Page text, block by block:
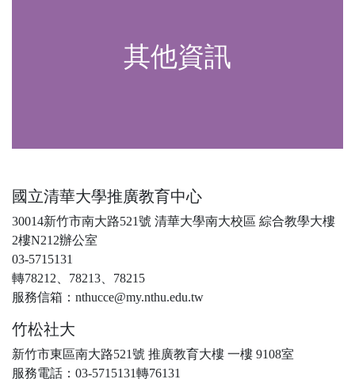
其他資訊
國立清華大學推廣教育中心
30014新竹市南大路521號 清華大學南大校區 綜合教學大樓
2樓N212辦公室
03-5715131
轉78212、78213、78215
服務信箱：nthucce@my.nthu.edu.tw
竹松社大
新竹市東區南大路521號 推廣教育大樓 一樓 9108室
服務電話：03-5715131轉76131